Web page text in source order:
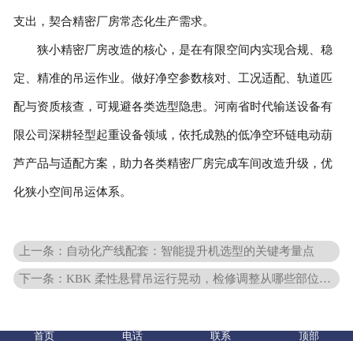
支出，契合精密厂房常态化生产需求。
狭小精密厂房改造的核心，是在有限空间内实现合规、稳
定、精准的吊运作业。做好净空参数核对、工况适配、轨道匹
配与资质核查，可规避各类选型隐患。河南省时代输送设备有
限公司深耕轻型起重设备领域，依托成熟的低净空环链电动葫
芦产品与适配方案，助力各类精密厂房完成车间改造升级，优
化狭小空间吊运体系。
上一条：自动化产线配套：智能提升机选型的关键考量点
下一条：KBK 柔性悬臂吊运行晃动，检修调整从哪些部位入手
首页 电话 联系 顶部